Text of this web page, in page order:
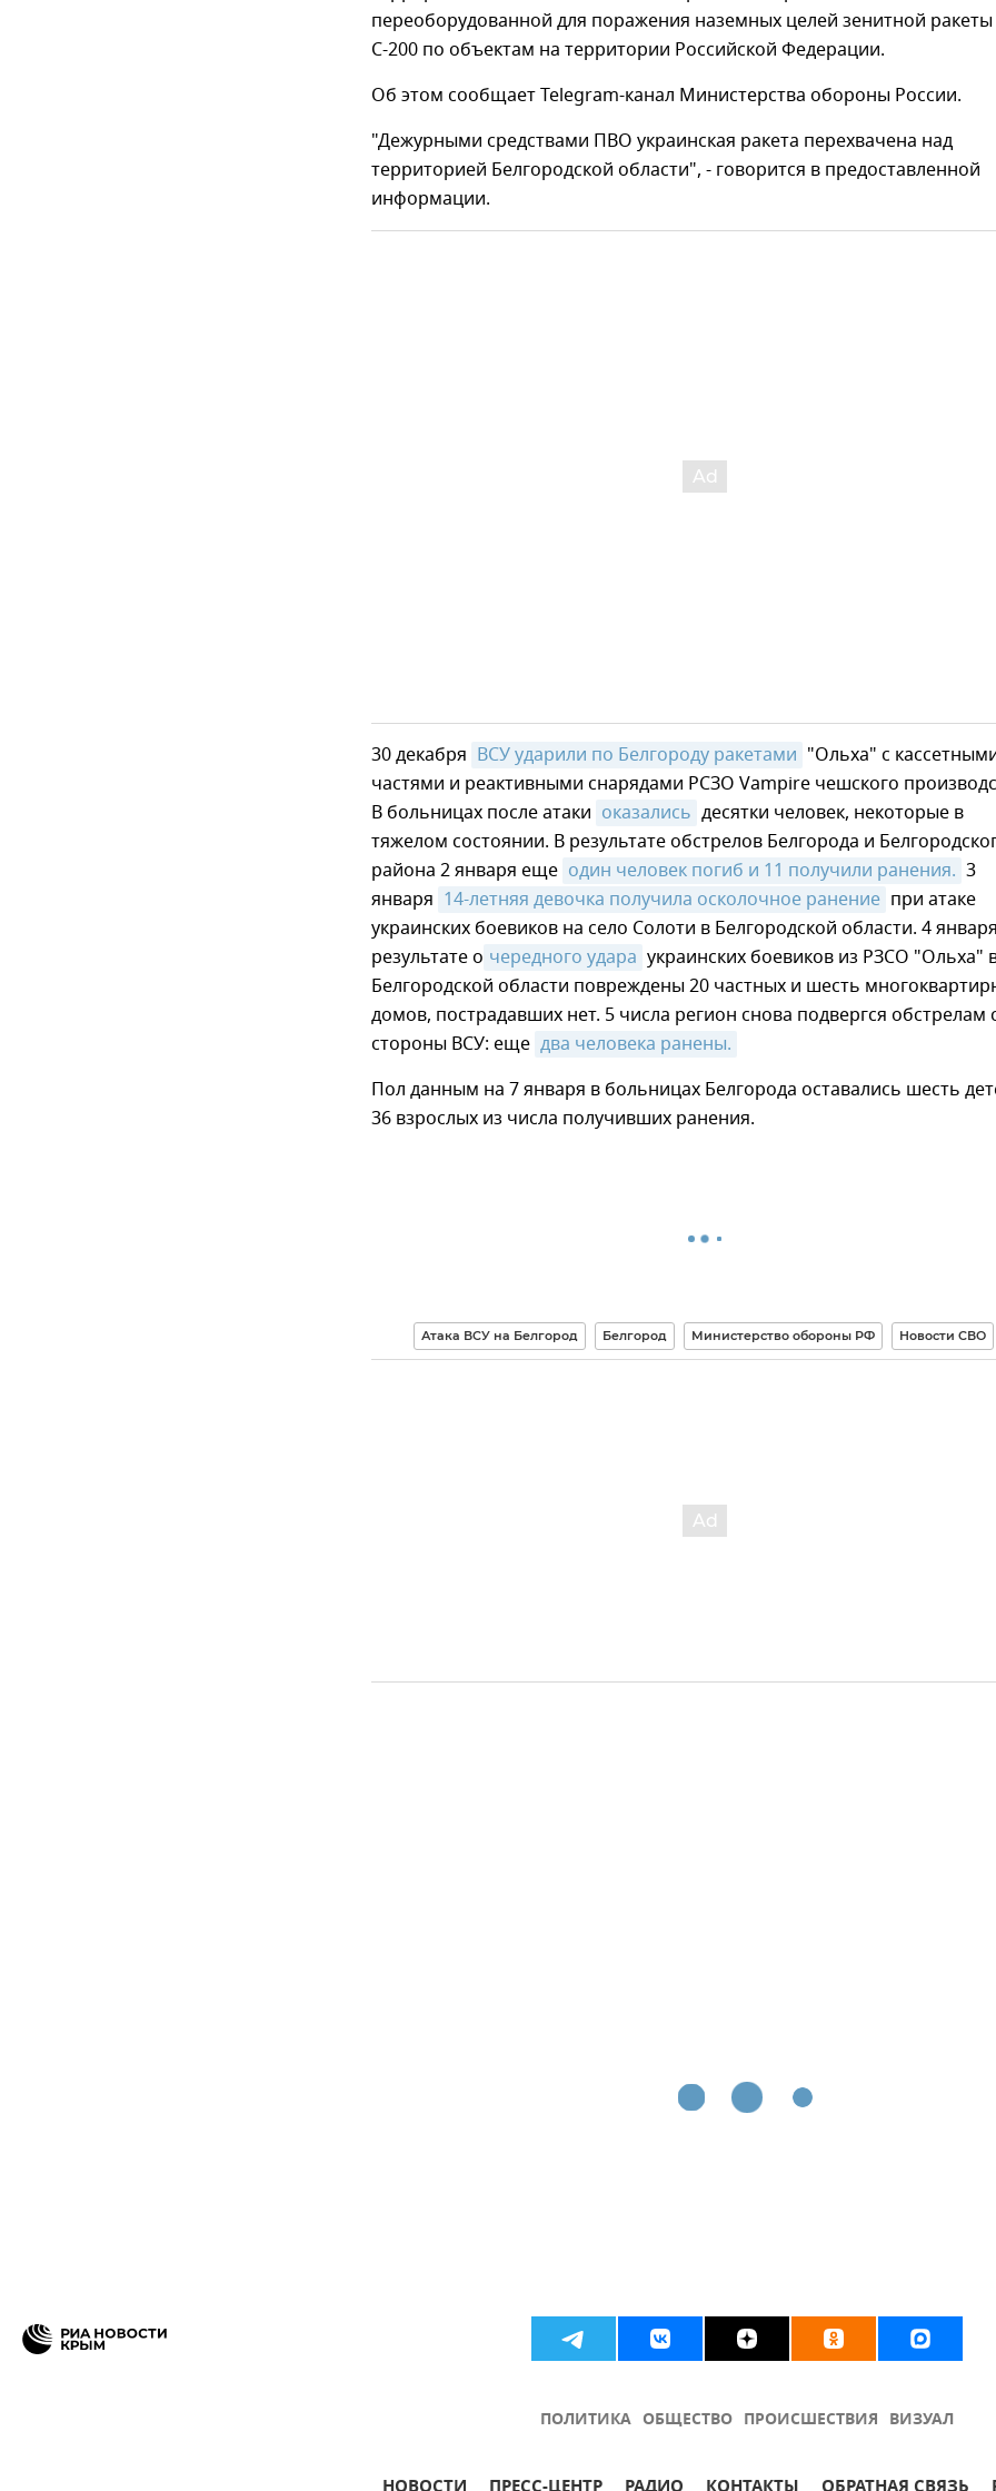
переоборудованной для поражения наземных целей зенитной ракеты
С-200 по объектам на территории Российской Федерации.
Об этом сообщает Telegram-канал Министерства обороны России.
"Дежурными средствами ПВО украинская ракета перехвачена над
территорией Белгородской области", - говорится в предоставленной
информации.
30 декабря ВСУ ударили по Белгороду ракетами "Ольха" с
частями и реактивными снарядами РСЗО Vampire чешского
В больницах после атаки оказались десятки человек, некоторые в
тяжелом состоянии. В результате обстрелов Белгорода и
района 2 января еще один человек погиб и 11 получили ранения. 3
января 14-летняя девочка получила осколочное ранение при атаке
украинских боевиков на село Солоти в Белгородской области. 4
результате о чередного удара украинских боевиков из РЗСО "Ольха"
Белгородской области повреждены 20 частных и шесть
домов, пострадавших нет. 5 числа регион снова подвергся обстрелам
стороны ВСУ: еще два человека ранены.
Пол данным на 7 января в больницах Белгорода оставались шесть
36 взрослых из числа получивших ранения.
Атака ВСУ на Белгород Белгород Министерство обороны РФ Новости СВО
ПОЛИТИКА ОБЩЕСТВО ПРОИСШЕСТВИЯ ВИЗУАЛ